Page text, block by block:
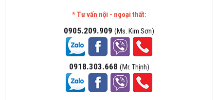
* Tư vấn nội - ngoại thất:
0905.209.909 (Ms. Kim Sơn)
0918.303.668 (Mr. Thịnh)